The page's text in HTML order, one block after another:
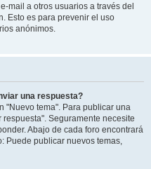
mail a otros usuarios a través del
Esto es para prevenir el uso
anónimos.
una respuesta?
"Nuevo tema". Para publicar una
Seguramente necesite
Abajo de cada foro encontrará
Puede publicar nuevos temas,